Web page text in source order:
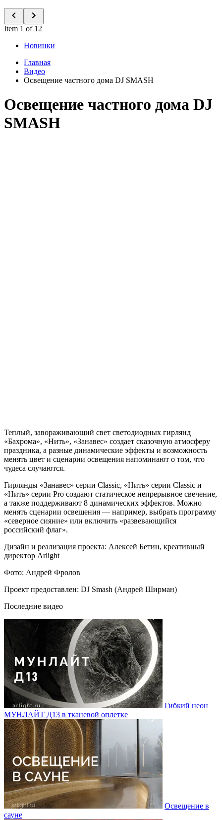
Item 1 of 12
Новинки
Главная
Видео
Освещение частного дома DJ SMASH
Освещение частного дома DJ
SMASH
Теплый, завораживающий свет светодиодных гирлянд
«Бахрома», «Нить», «Занавес» создает сказочную атмосферу
праздника, а разные динамические эффекты и возможность
менять цвет и сценарии освещения напоминают о том, что
чудеса случаются.
Гирлянды «Занавес» серии Classic, «Нить» серии Classic и
«Нить» серии Pro создают статическое непрерывное свечение,
а также поддерживают 8 динамических эффектов. Можно
менять сценарии освещения — например, выбрать программу
«северное сияние» или включить «развевающийся
российский флаг».
Дизайн и реализация проекта: Алексей Бетин, креативный
директор Arlight
Фото: Андрей Фролов
Проект предоставлен: DJ Smash (Андрей Ширман)
Последние видео
Гибкий неон
МУНЛАЙТ Д13 в тканевой оплетке
Освещение в
сауне